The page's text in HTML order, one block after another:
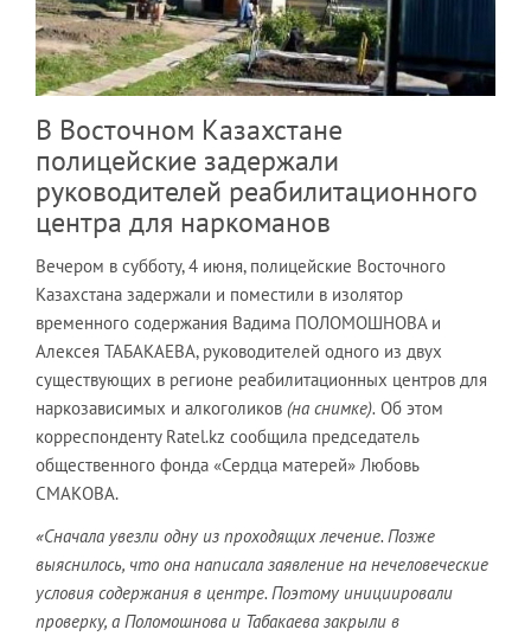
В Восточном Казахстане
полицейские задержали
руководителей реабилитационного
центра для наркоманов
Вечером в субботу, 4 июня, полицейские Восточного
Казахстана задержали и поместили в изолятор
временного содержания Вадима ПОЛОМОШНОВА и
Алексея ТАБАКАЕВА, руководителей одного из двух
существующих в регионе реабилитационных центров для
наркозависимых и алкоголиков (на снимке). Об этом
корреспонденту Ratel.kz сообщила председатель
общественного фонда «Сердца матерей» Любовь
СМАКОВА.
«Сначала увезли одну из проходящих лечение. Позже
выяснилось, что она написала заявление на нечеловеческие
условия содержания в центре. Поэтому инициировали
проверку, а Поломошнова и Табакаева закрыли в